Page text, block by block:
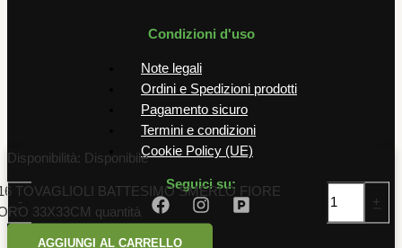
Condizioni d'uso
Note legali
Ordini e Spedizioni prodotti
Pagamento sicuro
Termini e condizioni
Cookie Policy (UE)
Seguici su:
Disponibilità: Disponibile
-
TOVAGLIOLI BATTESIMO SMERLO FIORE
33X33CM quantità
+
AGGIUNGI AL CARRELLO